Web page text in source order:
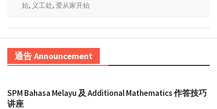
始, 义工处, 爱从家开始
通告 Announcement
SPM Bahasa Melayu 及 Additional Mathematics 作答技巧
讲座